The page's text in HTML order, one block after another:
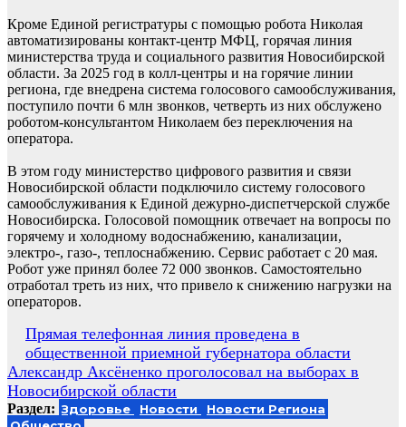
Кроме Единой регистратуры с помощью робота Николая
автоматизированы контакт-центр МФЦ, горячая линия
министерства труда и социального развития Новосибирской
области. За 2025 год в колл-центры и на горячие линии
региона, где внедрена система голосового самообслуживания,
поступило почти 6 млн звонков, четверть из них обслужено
роботом-консультантом Николаем без переключения на
оператора.
В этом году министерство цифрового развития и связи
Новосибирской области подключило систему голосового
самообслуживания к Единой дежурно-диспетчерской службе
Новосибирска. Голосовой помощник отвечает на вопросы по
горячему и холодному водоснабжению, канализации,
электро-, газо-, теплоснабжению. Сервис работает с 20 мая.
Робот уже принял более 72 000 звонков. Самостоятельно
отработал треть из них, что привело к снижению нагрузки на
операторов.
Навигация
по
записям
Прямая телефонная линия проведена в
общественной приемной губернатора области
Александр Аксёненко проголосовал на выборах в
Новосибирской области
Раздел: Здоровье Новости
Новости Региона